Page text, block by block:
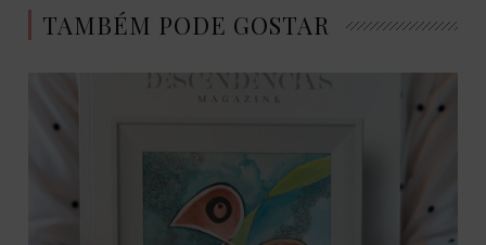
TAMBÉM PODE GOSTAR